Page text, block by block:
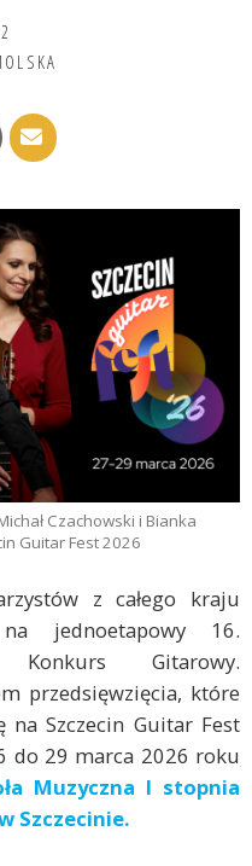
Czachowski i Bianka
Guitar Fest 2026
z całego kraju
jednoetapowy 16.
Konkurs Gitarowy.
przedsięwzięcia, które
Szczecin Guitar Fest
do 29 marca 2026 roku
Muzyczna I stopnia
Szczecinie.